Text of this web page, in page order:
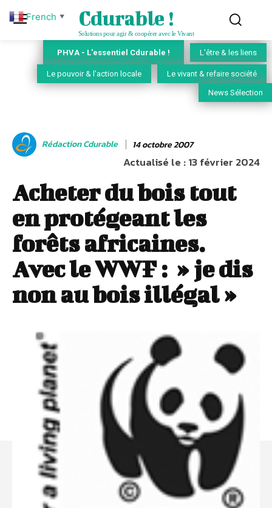
Cdurable !
Solutions pour agir & coopérer avec le Vivant
PHVA - L'essentiel Cdurable ! L'être & les liens
Le pouvoir & l'action locale Le vivant & refaire société
News Sélection
Rédaction Cdurable 14 octobre 2007
Actualisé le :13 février 2024
Acheter du bois tout
en protégeant les
forêts africaines.
Avec le WWF : » je dis
non au bois illégal »
French ▼